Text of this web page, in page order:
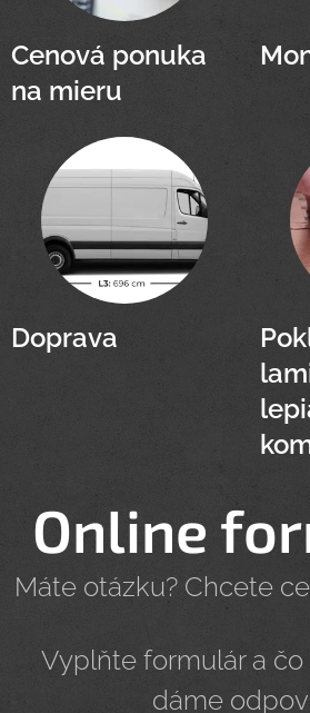
Cenová ponuka
na mieru
Doprava
Online
Máte otázku? Chcete
Vyplňte formulár a čo
dáme